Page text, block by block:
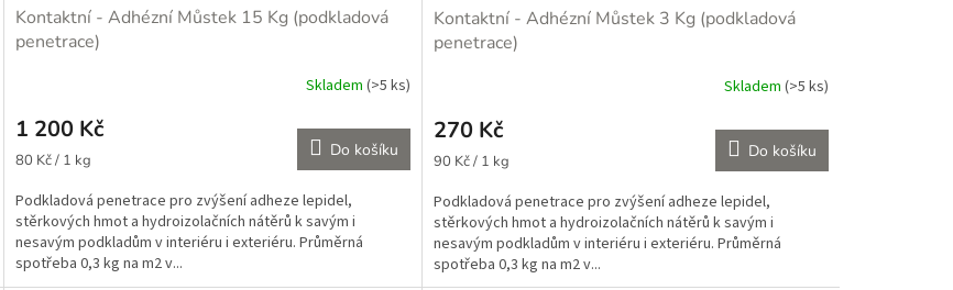
Kontaktní - Adhézní Můstek 15 Kg (podkladová
penetrace)
Skladem (>5 ks)
1 200 Kč
Měrná
80 Kč / 1 kg Do košíku
Podkladová penetrace pro zvýšení adheze lepidel,
stěrkových hmot a hydroizolačních nátěrů k savým i
nesavým podkladům v interiéru i exteriéru. Průměrná
spotřeba 0,3 kg na m2 v...
Kontaktní - Adhézní Můstek 3 Kg (podkladová
penetrace)
Skladem (>5 ks)
270 Kč
Měrná
90 Kč / 1 kg Do košíku
Podkladová penetrace pro zvýšení adheze lepidel,
stěrkových hmot a hydroizolačních nátěrů k savým i
nesavým podkladům v interiéru i exteriéru. Průměrná
spotřeba 0,3 kg na m2 v...